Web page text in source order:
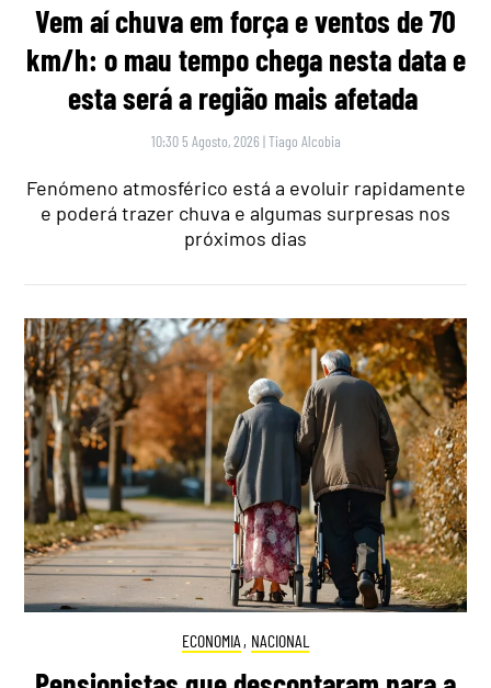
Vem aí chuva em força e ventos de 70
km/h: o mau tempo chega nesta data e
esta será a região mais afetada
10:30 5 Agosto, 2026 |Tiago Alcobia
Fenómeno atmosférico está a evoluir rapidamente
e poderá trazer chuva e algumas surpresas nos
próximos dias
ECONOMIA , NACIONAL